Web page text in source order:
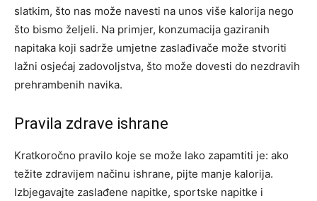
slatkim, što nas može navesti na unos više kalorija nego
što bismo željeli. Na primjer, konzumacija gaziranih
napitaka koji sadrže umjetne zaslađivače može stvoriti
lažni osjećaj zadovoljstva, što može dovesti do nezdravih
prehrambenih navika.
Pravila zdrave ishrane
Kratkoročno pravilo koje se može lako zapamtiti je: ako
težite zdravijem načinu ishrane, pijte manje kalorija.
Izbjegavajte zaslađene napitke, sportske napitke i